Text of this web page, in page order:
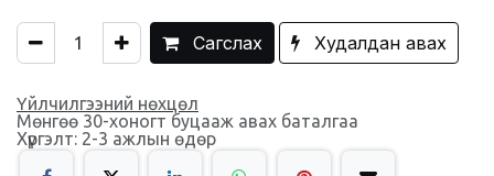
Сагслах Худалдан авах
Үйлчилгээний нөхцөл
Мөнгөө 30-хоногт буцааж авах баталгаа
Хүргэлт: 2-3 ажлын өдөр